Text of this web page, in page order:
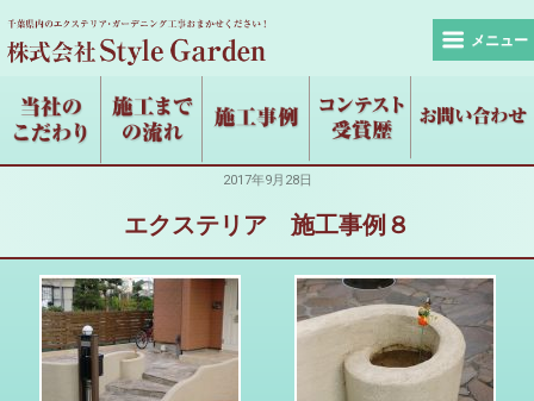
メニュー
2017年9月28日
エクステリア 施工事例８